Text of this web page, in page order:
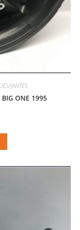
JANTES
BIG ONE 1995